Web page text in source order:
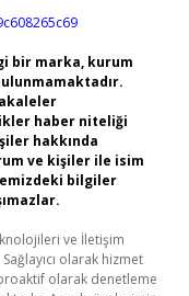
bir marka, kurum
haber niteliği
hakkında
ve kişiler ile isim
bilgiler
ve İletişim
olarak hizmet
olarak denetleme